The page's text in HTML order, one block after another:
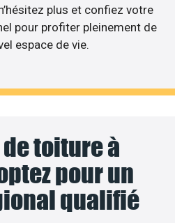
plus et confiez votre
pour profiter pleinement de
espace de vie.
toiture à
pour un
qualifié